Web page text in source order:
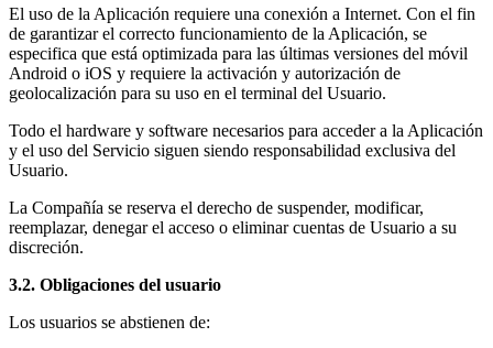
El uso de la Aplicación requiere una conexión a Internet. Con el fin
de garantizar el correcto funcionamiento de la Aplicación, se
especifica que está optimizada para las últimas versiones del móvil
Android o iOS y requiere la activación y autorización de
geolocalización para su uso en el terminal del Usuario.
Todo el hardware y software necesarios para acceder a la Aplicación
y el uso del Servicio siguen siendo responsabilidad exclusiva del
Usuario.
La Compañía se reserva el derecho de suspender, modificar,
reemplazar, denegar el acceso o eliminar cuentas de Usuario a su
discreción.
3.2. Obligaciones del usuario
Los usuarios se abstienen de: